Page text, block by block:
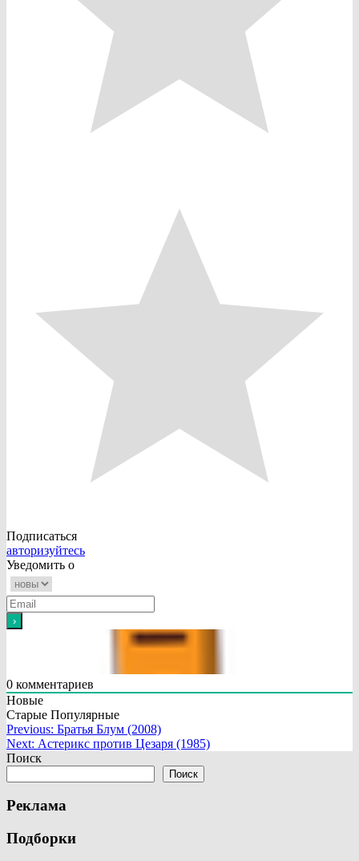
Подписаться
авторизуйтесь
Уведомить о
0 комментариев
Новые
Старые Популярные
Навигация
по
Previous: Братья Блум (2008)
Next: Астерикс против Цезаря (1985)
Поиск
Поиск
Реклама
Подборки